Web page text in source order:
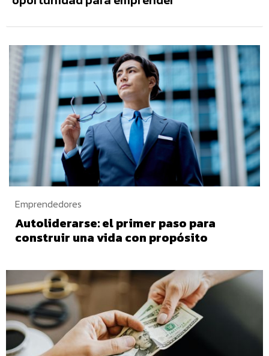
Emprendedores
Autoliderarse: el primer paso para
construir una vida con propósito